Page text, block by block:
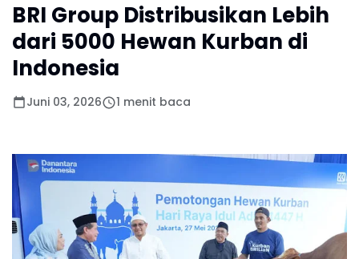
BRI Group Distribusikan Lebih
dari 5000 Hewan Kurban di
Indonesia
Juni 03, 2026 1 menit baca